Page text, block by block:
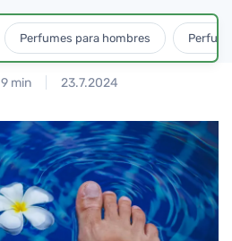
Perfumes para hombres
9 min 23.7.2024